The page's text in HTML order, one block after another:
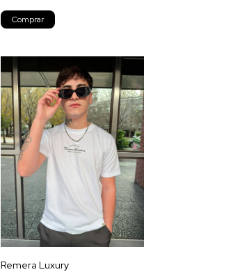
Comprar
Remera Luxury